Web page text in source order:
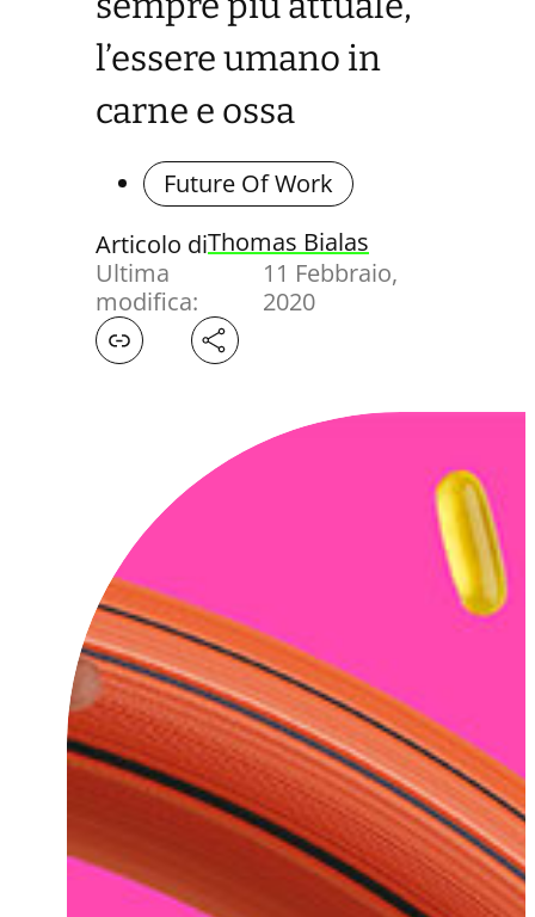
l’essere umano in
carne e ossa
Future Of Work
Articolo diThomas Bialas
Ultima
modifica:
11 Febbraio,
2020